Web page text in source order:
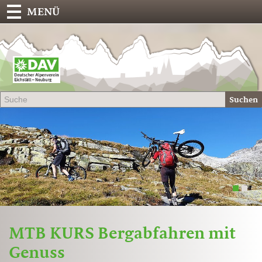
Suchen
MENÜ
1 2
MTB KURS Bergabfahren mit
Genuss